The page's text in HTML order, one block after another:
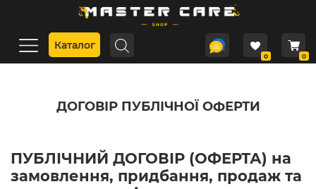
Каталог
0 0
ДОГОВІР ПУБЛІЧНОЇ ОФЕРТИ
ПУБЛІЧНИЙ ДОГОВІР (ОФЕРТА) на
замовлення, придбання, продаж та